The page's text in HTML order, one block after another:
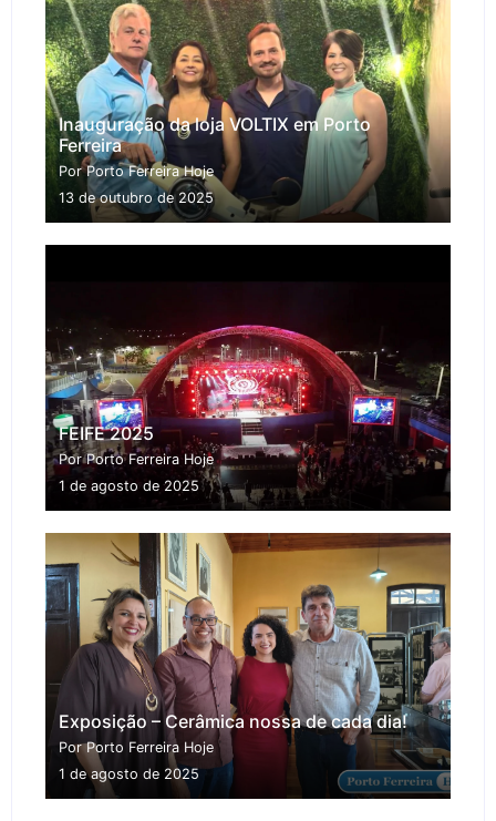
Inauguração da loja VOLTIX em Porto
Ferreira
Por Porto Ferreira Hoje
13 de outubro de 2025
FEIFE 2025
Por Porto Ferreira Hoje
1 de agosto de 2025
Exposição – Cerâmica nossa de cada dia!
Por Porto Ferreira Hoje
1 de agosto de 2025